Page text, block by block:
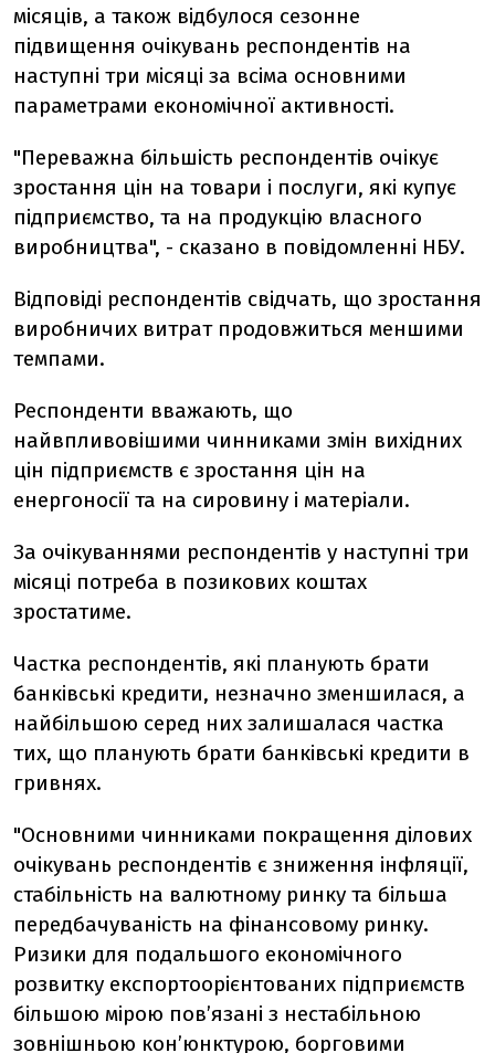
місяців, а також відбулося сезонне
підвищення очікувань респондентів на
наступні три місяці за всіма основними
параметрами економічної активності.
"Переважна більшість респондентів очікує
зростання цін на товари і послуги, які купує
підприємство, та на продукцію власного
виробництва", - сказано в повідомленні НБУ.
Відповіді респондентів свідчать, що зростання
виробничих витрат продовжиться меншими
темпами.
Респонденти вважають, що
найвпливовішими чинниками змін вихідних
цін підприємств є зростання цін на
енергоносії та на сировину і матеріали.
За очікуваннями респондентів у наступні три
місяці потреба в позикових коштах
зростатиме.
Частка респондентів, які планують брати
банківські кредити, незначно зменшилася, а
найбільшою серед них залишалася частка
тих, що планують брати банківські кредити в
гривнях.
"Основними чинниками покращення ділових
очікувань респондентів є зниження інфляції,
стабільність на валютному ринку та більша
передбачуваність на фінансовому ринку.
Ризики для подальшого економічного
розвитку експортоорієнтованих підприємств
більшою мірою пов’язані з нестабільною
зовнішньою кон’юнктурою, борговими